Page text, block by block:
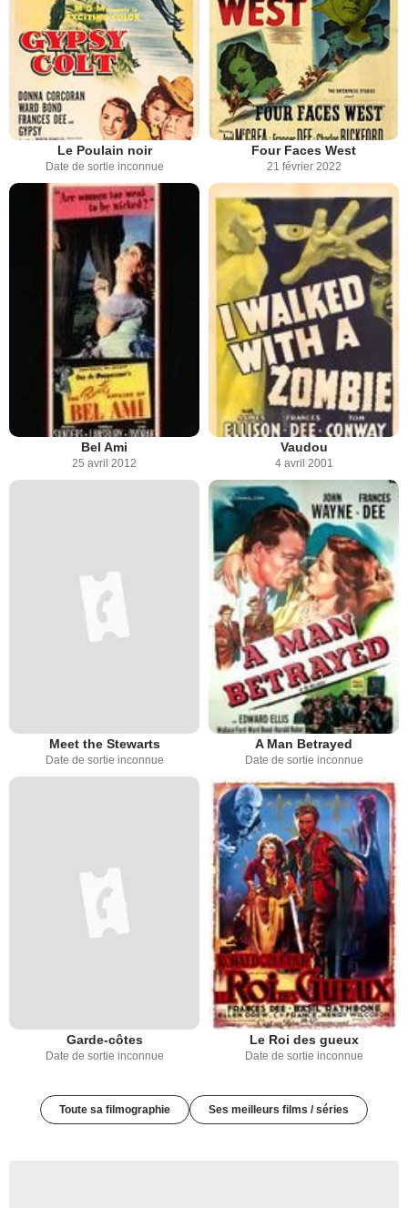
Le Poulain noir
Date de sortie inconnue
Four Faces West
21 février 2022
Bel Ami
25 avril 2012
Vaudou
4 avril 2001
Meet the Stewarts
Date de sortie inconnue
A Man Betrayed
Date de sortie inconnue
Garde-côtes
Date de sortie inconnue
Le Roi des gueux
Date de sortie inconnue
Toute sa filmographie Ses meilleurs films / séries